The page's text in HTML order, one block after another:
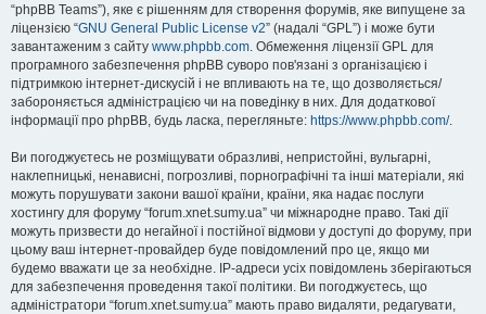
“phpBB Teams”), яке є рішенням для створення форумів, яке випущене за
ліцензією “GNU General Public License v2” (надалі “GPL”) і може бути
завантаженим з сайту www.phpbb.com. Обмеження ліцензії GPL для
програмного забезпечення phpBB суворо пов'язані з організацією і
підтримкою інтернет-дискусій і не впливають на те, що дозволяється/
забороняється адміністрацією чи на поведінку в них. Для додаткової
інформації про phpBB, будь ласка, перегляньте: https://www.phpbb.com/.
Ви погоджуєтесь не розміщувати образливі, непристойні, вульгарні,
наклепницькі, ненависні, погрозливі, порнографічні та інші матеріали, які
можуть порушувати закони вашої країни, країни, яка надає послуги
хостингу для форуму “forum.xnet.sumy.ua” чи міжнародне право. Такі дії
можуть призвести до негайної і постійної відмови у доступі до форуму, при
цьому ваш інтернет-провайдер буде повідомлений про це, якщо ми
будемо вважати це за необхідне. IP-адреси усіх повідомлень зберігаються
для забезпечення проведення такої політики. Ви погоджуєтесь, що
адміністратори “forum.xnet.sumy.ua” мають право видаляти, редагувати,